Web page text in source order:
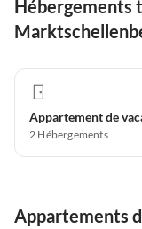
Hébergements
2 Hébergements
Appartements